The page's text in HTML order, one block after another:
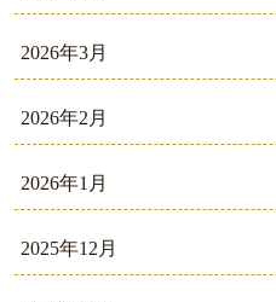
2026年3月
2026年2月
2026年1月
2025年12月